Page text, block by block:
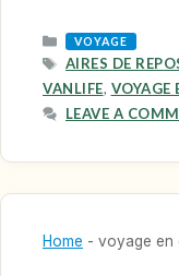
CATEGORIES
VOYAGE
TAGS
AIRES DE
VANLIFE, VOYAGE
LEAVE A
Home - voyage en